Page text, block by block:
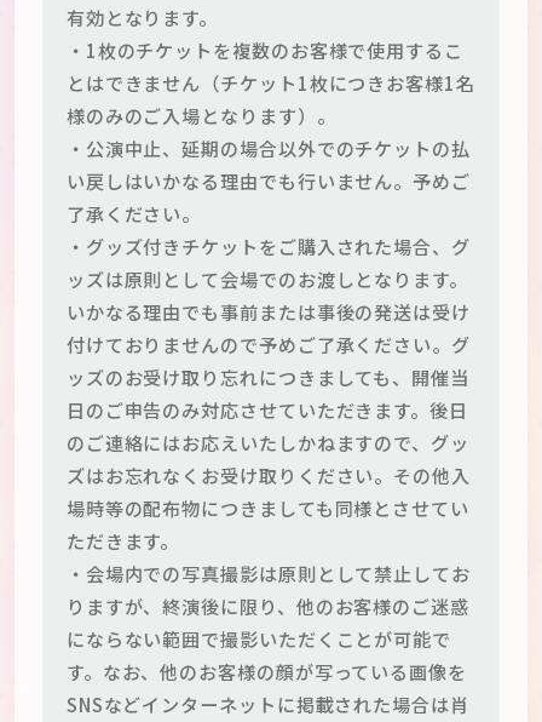
有効となります。
・1枚のチケットを複数のお客様で使用するこ
とはできません（チケット1枚につきお客様1名
様のみのご入場となります）。
・公演中止、延期の場合以外でのチケットの払
い戻しはいかなる理由でも行いません。予めご
了承ください。
・グッズ付きチケットをご購入された場合、グ
ッズは原則として会場でのお渡しとなります。
いかなる理由でも事前または事後の発送は受け
付けておりませんので予めご了承ください。グ
ッズのお受け取り忘れにつきましても、開催当
日のご申告のみ対応させていただきます。後日
のご連絡にはお応えいたしかねますので、グッ
ズはお忘れなくお受け取りください。その他入
場時等の配布物につきましても同様とさせてい
ただきます。
・会場内での写真撮影は原則として禁止してお
りますが、終演後に限り、他のお客様のご迷惑
にならない範囲で撮影いただくことが可能で
す。なお、他のお客様の顔が写っている画像を
SNSなどインターネットに掲載された場合は肖